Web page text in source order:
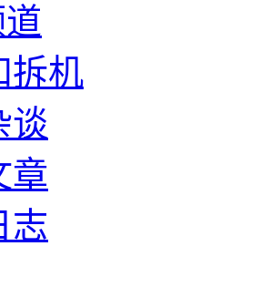
拆机
谈
章
志